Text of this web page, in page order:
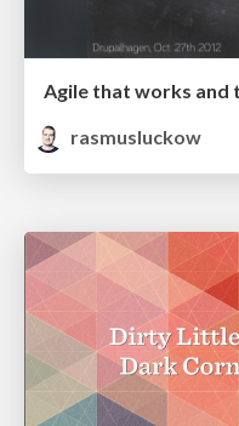
Agile that works and
rasmusluckow